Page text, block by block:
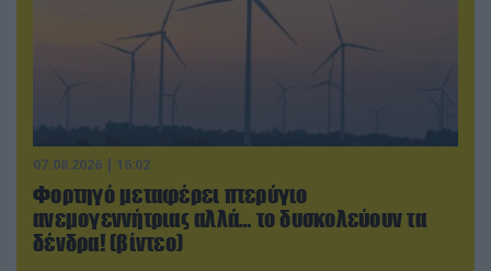
07.08.2026 | 16:02
Φορτηγό μεταφέρει πτερύγιο
ανεμογεννήτριας αλλά… το δυσκολεύουν τα
δένδρα! (βίντεο)